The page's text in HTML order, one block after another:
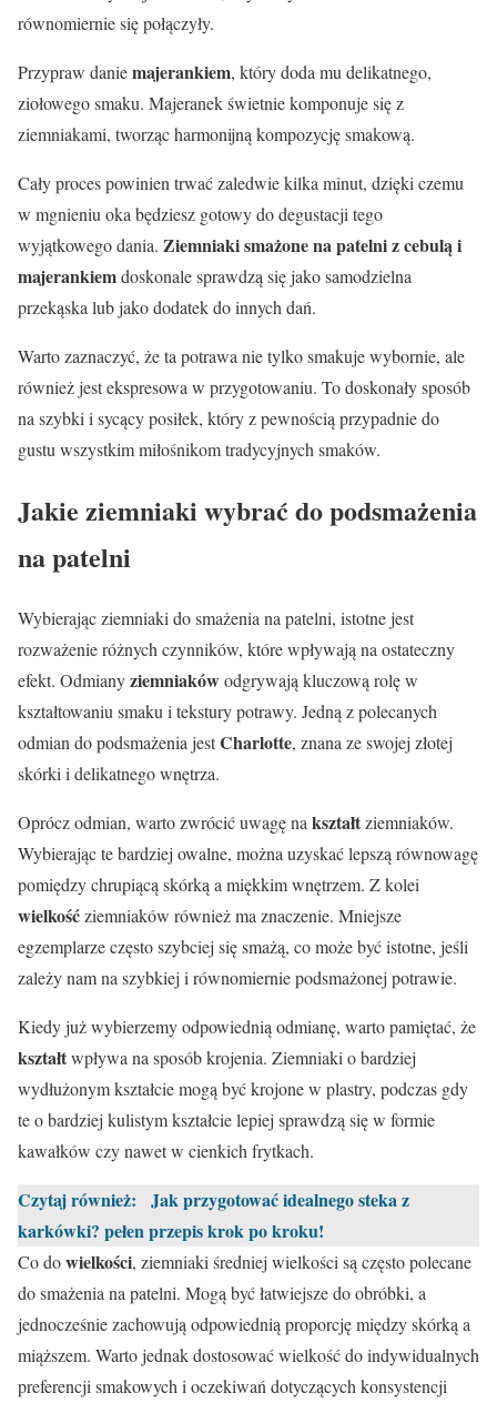
równomiernie się połączyły.
Przypraw daniemajerankiem, który doda mu delikatnego,
ziołowego smaku. Majeranek świetnie komponuje się z
ziemniakami, tworząc harmonijną kompozycję smakową.
Cały proces powinien trwać zaledwie kilka minut, dzięki czemu
w mgnieniu oka będziesz gotowy do degustacji tego
wyjątkowego dania. Ziemniaki smażone na patelni z cebulą i
majerankiemdoskonale sprawdzą się jako samodzielna
przekąska lub jako dodatek do innych dań.
Warto zaznaczyć, że ta potrawa nie tylko smakuje wybornie, ale
również jest ekspresowa w przygotowaniu. To doskonały sposób
na szybki i sycący posiłek, który z pewnością przypadnie do
gustu wszystkim miłośnikom tradycyjnych smaków.
Jakie ziemniaki wybrać do podsmażenia
na patelni
Wybierając ziemniaki do smażenia na patelni, istotne jest
rozważenie różnych czynników, które wpływają na ostateczny
efekt. Odmianyziemniakówodgrywają kluczową rolę w
kształtowaniu smaku i tekstury potrawy. Jedną z polecanych
odmian do podsmażenia jestCharlotte, znana ze swojej złotej
skórki i delikatnego wnętrza.
Oprócz odmian, warto zwrócić uwagę na kształtziemniaków.
Wybierając te bardziej owalne, można uzyskać lepszą równowagę
pomiędzy chrupiącą skórką a miękkim wnętrzem. Z kolei
wielkośćziemniaków również ma znaczenie. Mniejsze
egzemplarze często szybciej się smażą, co może być istotne, jeśli
zależy nam na szybkiej i równomiernie podsmażonej potrawie.
Kiedy już wybierzemy odpowiednią odmianę, warto pamiętać, że
kształtwpływa na sposób krojenia. Ziemniaki o bardziej
wydłużonym kształcie mogą być krojone w plastry, podczas gdy
te o bardziej kulistym kształcie lepiej sprawdzą się w formie
kawałków czy nawet w cienkich frytkach.
Czytaj również:
Jak przygotować idealnego steka z
karkówki? pełen przepis krok po kroku!
Co dowielkości, ziemniaki średniej wielkości są często polecane
do smażenia na patelni. Mogą być łatwiejsze do obróbki, a
jednocześnie zachowują odpowiednią proporcję między skórką a
miąższem. Warto jednak dostosować wielkość do indywidualnych
preferencji smakowych i oczekiwań dotyczących konsystencji